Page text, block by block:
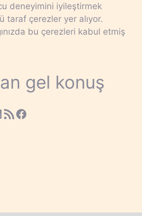
deneyimini iyileştirmek
taraf çerezler yer alıyor.
bu çerezleri kabul etmiş
gel konuş
RSS FeedFacebook